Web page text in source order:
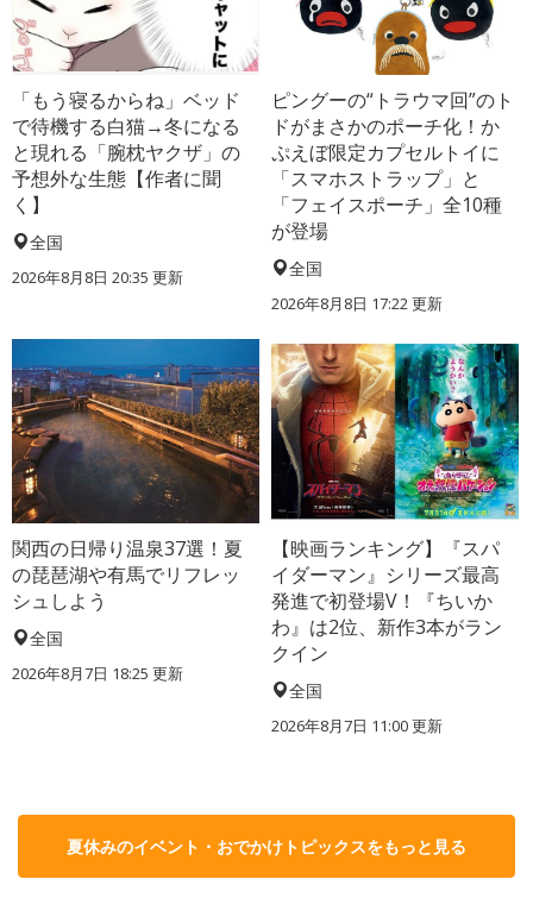
「もう寝るからね」ベッド
で待機する白猫→冬になる
と現れる「腕枕ヤクザ」の
予想外な生態【作者に聞
く】
全国
2026年8月8日 20:35 更新
ピングーの“トラウマ回”のト
ドがまさかのポーチ化！か
ぷえぼ限定カプセルトイに
「スマホストラップ」と
「フェイスポーチ」全10種
が登場
全国
2026年8月8日 17:22更新
関西の日帰り温泉37選！夏
の琵琶湖や有馬でリフレッ
シュしよう
全国
2026年8月7日 18:25 更新
【映画ランキング】『スパ
イダーマン』シリーズ最高
発進で初登場V！『ちいか
わ』は2位、新作3本がラン
クイン
全国
2026年8月7日 11:00更新
夏休みのイベント・おでかけトピックスをもっと見る